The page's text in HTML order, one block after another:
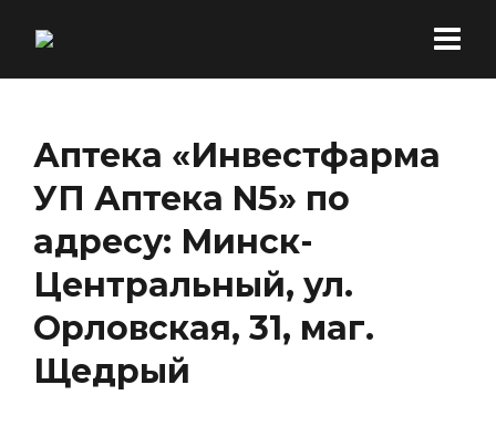
Аптека «Инвестфарма
УП Аптека N5» по
адресу: Минск-
Центральный, ул.
Орловская, 31, маг.
Щедрый